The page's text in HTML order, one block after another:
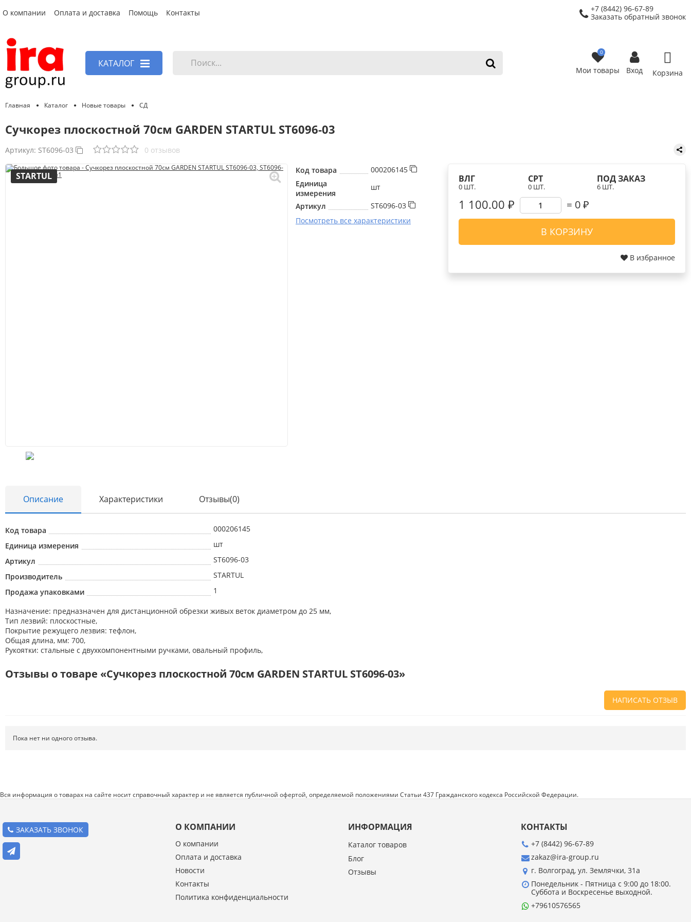
О компании Оплата и доставка Помощь Контакты
+7 (8442) 96-67-89
Заказать обратный звонок
КАТАЛОГ
Абразивные материалы
Автоаксессуары и принадлежности
Инструменты и оборудование
Электроинструмент
Клининг
Пневмоинструмент
Новые товары
Расходные материалы
Режущий инструмент
0
Мои товары Вход Корзина
Главная Каталог Новые товары СД
Сучкорез плоскостной 70см GARDEN STARTUL ST6096-03
Артикул: ST6096-03 0 отзывов
STARTUL
Код товара
000206145
Единица
измерения
шт
Артикул
ST6096-03
Посмотреть все характеристики
ВЛГ
0 ШТ.
СРТ
0 ШТ.
ПОД ЗАКАЗ
6 ШТ.
1 100.00 ₽ 0₽
В КОРЗИНУ
В избранное
Описание Характеристики Отзывы(0)
Код товара
000206145
Единица измерения
шт
Артикул
ST6096-03
Производитель
STARTUL
Продажа упаковками
1
Назначение: предназначен для дистанционной обрезки живых веток диаметром до 25 мм,
Тип лезвий: плоскостные,
Покрытие режущего лезвия: тефлон,
Общая длина, мм: 700,
Рукоятки: cтальные с двухкомпонентными ручками, овальный профиль,
Отзывы о товаре «Сучкорез плоскостной 70см GARDEN STARTUL ST6096-03»
НАПИСАТЬ ОТЗЫВ
Доставка. Как был упакован товар?
Товар. Качественный? Какие его плюсы и
минусы?
Правила оформления отзывов
Пока нет ни одного отзыва.
Вся информация о товарах на сайте носит справочный характер и не является публичной офертой, определяемой положениями Статьи 437 Гражданского кодекса Российской Федерации.
ЗАКАЗАТЬ ЗВОНОК О КОМПАНИИ
О компании
Оплата и доставка
Новости
Контакты
Политика конфиденциальности
ИНФОРМАЦИЯ
Каталог товаров
Блог
Отзывы
КОНТАКТЫ
+7 (8442) 96-67-89
zakaz@ira-group.ru
г. Волгоград, ул. Землячки, 31а
Понедельник - Пятница с 9:00 до 18:00.
Суббота и Воскресенье выходной.
+79610576565